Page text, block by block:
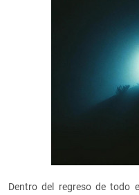
Dentro del regreso de todo